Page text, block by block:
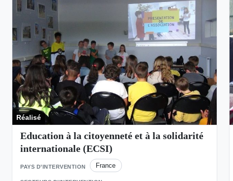
Réalisé
Education à la citoyenneté et à la solidarité
internationale (ECSI)
PAYS D’INTERVENTION France